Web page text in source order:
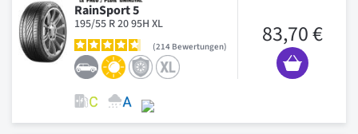
RainSport 5
195/55 R 20 95H XL
214 Bewertungen 83,70 €